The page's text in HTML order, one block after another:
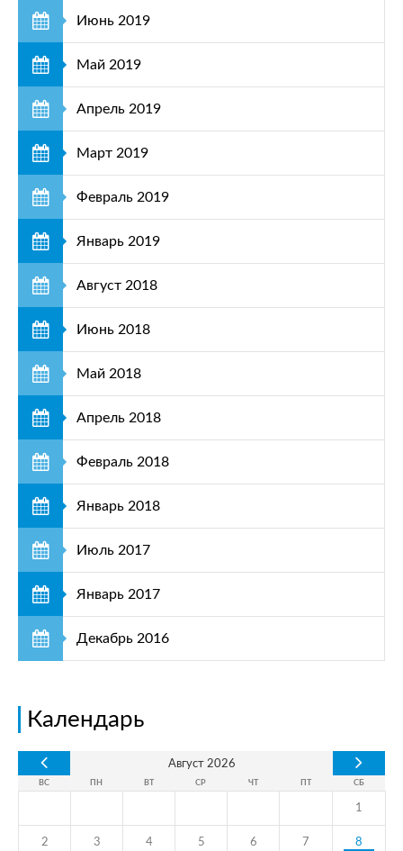
Июнь 2019
Май 2019
Апрель 2019
Март 2019
Февраль 2019
Январь 2019
Август 2018
Июнь 2018
Май 2018
Апрель 2018
Февраль 2018
Январь 2018
Июль 2017
Январь 2017
Декабрь 2016
Календарь
Август 2026
ВС ПН ВТ СР ЧТ СБ
1
2 3 4 5 6 7 8